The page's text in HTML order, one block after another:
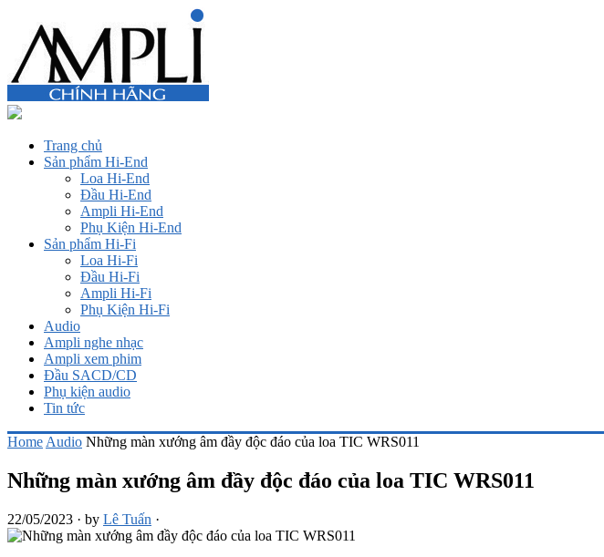
Trang chủ
Sản phẩm Hi-End
Loa Hi-End
Đầu Hi-End
Ampli Hi-End
Phụ Kiện Hi-End
Sản phẩm Hi-Fi
Loa Hi-Fi
Đầu Hi-Fi
Ampli Hi-Fi
Phụ Kiện Hi-Fi
Audio
Ampli nghe nhạc
Ampli xem phim
Đầu SACD/CD
Phụ kiện audio
Tin tức
Home Audio Những màn xướng âm đầy độc đáo của loa TIC WRS011
Những màn xướng âm đầy độc đáo của loa TIC WRS011
22/05/2023 · by Lê Tuấn ·